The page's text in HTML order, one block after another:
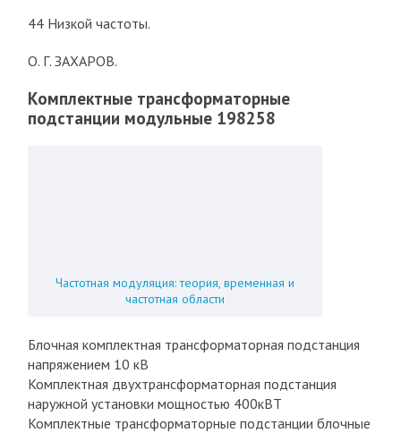
44 Низкой частоты.
О. Г. ЗАХАРОВ.
Комплектные трансформаторные
подстанции модульные 198258
Частотная модуляция: теория, временная и
частотная области
Блочная комплектная трансформаторная подстанция
напряжением 10 кВ
Комплектная двухтрансформаторная подстанция
наружной установки мощностью 400кВТ
Комплектные трансформаторные подстанции блочные